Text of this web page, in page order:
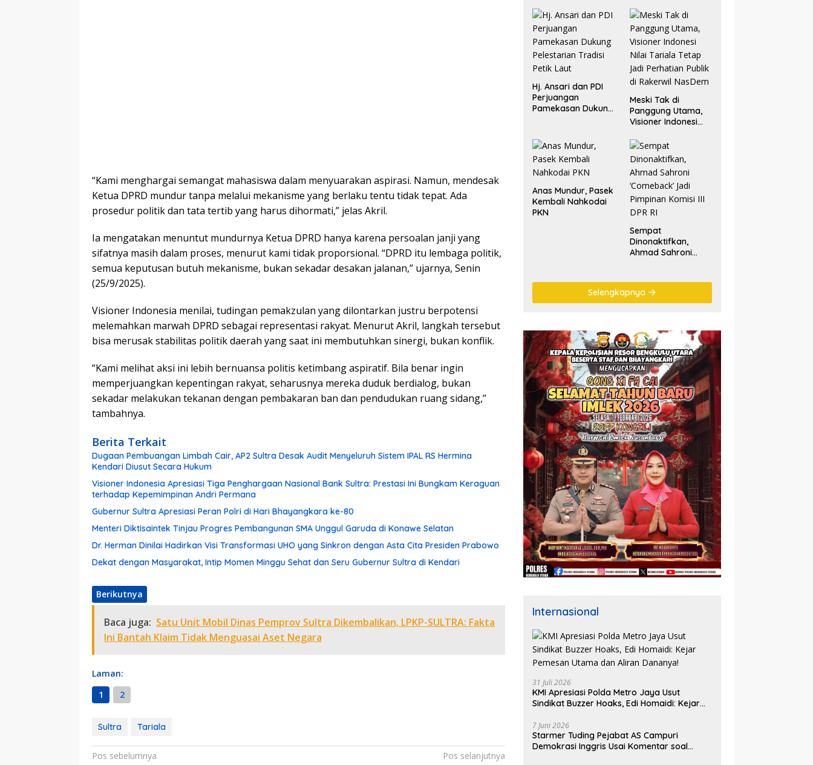
“Kami menghargai semangat mahasiswa dalam menyuarakan aspirasi. Namun, mendesak
Ketua DPRD mundur tanpa melalui mekanisme yang berlaku tentu tidak tepat. Ada
prosedur politik dan tata tertib yang harus dihormati,” jelas Akril.
Ia mengatakan menuntut mundurnya Ketua DPRD hanya karena persoalan janji yang
sifatnya masih dalam proses, menurut kami tidak proporsional. “DPRD itu lembaga politik,
semua keputusan butuh mekanisme, bukan sekadar desakan jalanan,” ujarnya, Senin
(25/9/2025).
Visioner Indonesia menilai, tudingan pemakzulan yang dilontarkan justru berpotensi
melemahkan marwah DPRD sebagai representasi rakyat. Menurut Akril, langkah tersebut
bisa merusak stabilitas politik daerah yang saat ini membutuhkan sinergi, bukan konflik.
“Kami melihat aksi ini lebih bernuansa politis ketimbang aspiratif. Bila benar ingin
memperjuangkan kepentingan rakyat, seharusnya mereka duduk berdialog, bukan
sekadar melakukan tekanan dengan pembakaran ban dan pendudukan ruang sidang,”
tambahnya.
Berita Terkait
Dugaan Pembuangan Limbah Cair, AP2 Sultra Desak Audit Menyeluruh Sistem IPAL RS Hermina
Kendari Diusut Secara Hukum
Visioner Indonesia Apresiasi Tiga Penghargaan Nasional Bank Sultra: Prestasi Ini Bungkam Keraguan
terhadap Kepemimpinan Andri Permana
Gubernur Sultra Apresiasi Peran Polri di Hari Bhayangkara ke-80
Menteri Diktisaintek Tinjau Progres Pembangunan SMA Unggul Garuda di Konawe Selatan
Dr. Herman Dinilai Hadirkan Visi Transformasi UHO yang Sinkron dengan Asta Cita Presiden Prabowo
Dekat dengan Masyarakat, Intip Momen Minggu Sehat dan Seru Gubernur Sultra di Kendari
Berikutnya
Baca juga: Satu Unit Mobil Dinas Pemprov Sultra Dikembalikan, LPKP-SULTRA: Fakta
Ini Bantah Klaim Tidak Menguasai Aset Negara
Laman:
1
2
Sultra Tariala
Navigasi
Pos sebelumnya
Pos selanjutnya
Hj. Ansari dan PDI
Perjuangan
Pamekasan Dukung
Meski Tak di
Panggung Utama,
Visioner Indonesi
Jadi Perhatian
Publik di Rakerwil
NasDem
Anas Mundur, Pasek
Kembali Nahkodai
PKN
Sempat
Dinonaktifkan,
Ahmad Sahroni
DPR RI
Selengkapnya
Internasional
31 Juli 2026
KMI Apresiasi Polda Metro Jaya Usut
Sindikat Buzzer Hoaks, Edi Homaidi: Kejar
7 Juni 2026
Starmer Tuding Pejabat AS Campuri
Demokrasi Inggris Usai Komentar soal